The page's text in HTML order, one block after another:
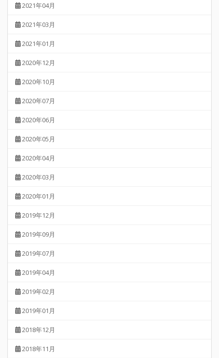
2021年04月
2021年03月
2021年01月
2020年12月
2020年10月
2020年07月
2020年06月
2020年05月
2020年04月
2020年03月
2020年01月
2019年12月
2019年09月
2019年07月
2019年04月
2019年02月
2019年01月
2018年12月
2018年11月